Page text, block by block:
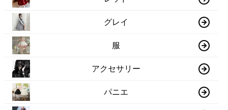
グレイ
服
アクセサリー
パニエ